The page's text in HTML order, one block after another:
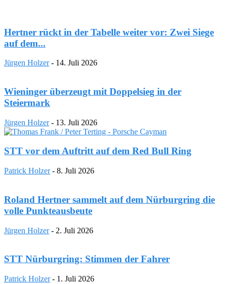
Hertner rückt in der Tabelle weiter vor: Zwei Siege
auf dem...
Jürgen Holzer - 14. Juli 2026
Wieninger überzeugt mit Doppelsieg in der
Steiermark
Jürgen Holzer - 13. Juli 2026
STT vor dem Auftritt auf dem Red Bull Ring
Patrick Holzer - 8. Juli 2026
Roland Hertner sammelt auf dem Nürburgring die
volle Punkteausbeute
Jürgen Holzer - 2. Juli 2026
STT Nürburgring: Stimmen der Fahrer
Patrick Holzer - 1. Juli 2026